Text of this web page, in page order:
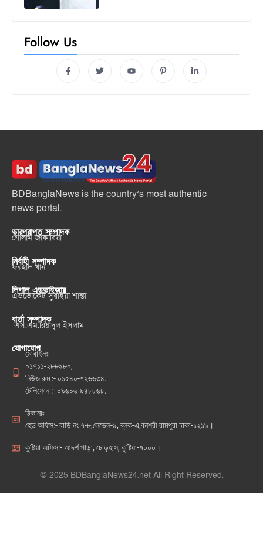
Follow Us
BDBanglaNews is the country’s most authentic
news portal.
ভারপ্রাপ্ত সম্পাদক
গোলাম জাকারিয়া
নির্বাহী সম্পাদক
ফরহাদ খান
লিগাল এডভাইজার
এডভোকেট সুরাইয়া শান্তা
বার্তা সম্পাদক
এস.এম.রিয়াদুল ইসলাম
যোগাযোগ
মোবাইলঃ
০১৭১১-২৮৮৯৮০,
নিউজ রুম :- ০১৫৪০-৭২৬৬৩৪.
টেলিফোন :- ০৯৬০৬-৯৪৮৮৬৮.
ঠিকানাঃ
হেড অফিস:- বাড়ি নং ৭-৮,লেভেল-৯, ব্লক-এ,বনশ্রী রামপুরা ঢাকা-১২১৯।
কুষ্টিয়া অফিস:- আদর্শ পাড়া, চৌড়হাস, কুষ্টিয়া-৭০০০।
© 2025 BDBanglaNews24.net All Right Reserved.